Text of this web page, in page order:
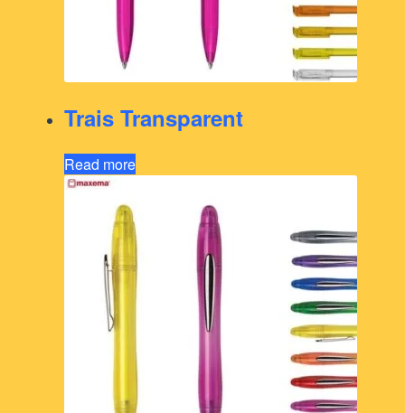
Trais Transparent
Read more